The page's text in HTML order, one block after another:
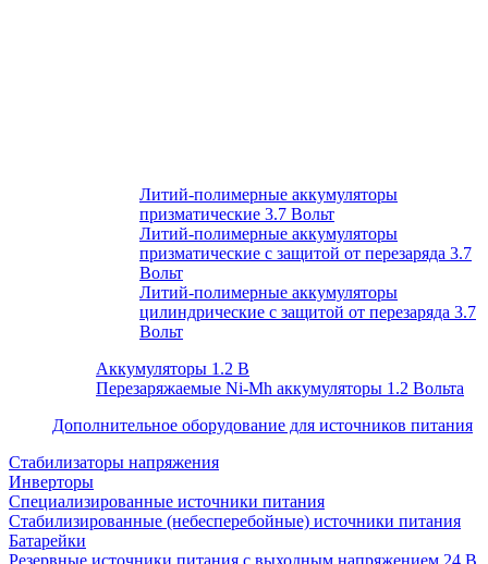
Литий-полимерные аккумуляторы
призматические 3.7 Вольт
Литий-полимерные аккумуляторы
призматические с защитой от перезаряда 3.7
Вольт
Литий-полимерные аккумуляторы
цилиндрические с защитой от перезаряда 3.7
Вольт
Аккумуляторы 1.2 В
Перезаряжаемые Ni-Mh аккумуляторы 1.2 Вольта
Дополнительное оборудование для источников питания
Стабилизаторы напряжения
Инверторы
Специализированные источники питания
Стабилизированные (небесперебойные) источники питания
Батарейки
Резервные источники питания с выходным напряжением 24 В